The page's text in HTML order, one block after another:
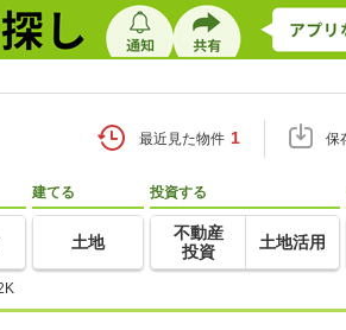
最近見た物件 1 保
建てる
土地
投資する
不動産
投資
土地活用